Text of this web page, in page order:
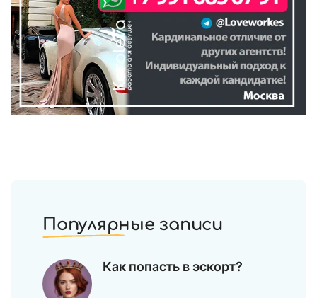
Популярные записи
Как попасть в эскорт?